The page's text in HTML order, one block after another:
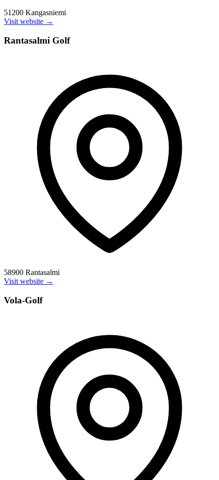
51200 Kangasniemi
Visit website →
Rantasalmi Golf
58900 Rantasalmi
Visit website →
Vola-Golf